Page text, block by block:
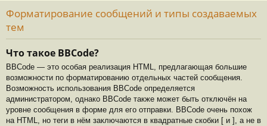
Форматирование сообщений и типы создаваемых
тем
Что такое BBCode?
BBCode — это особая реализация HTML, предлагающая большие
возможности по форматированию отдельных частей сообщения.
Возможность использования BBCode определяется
администратором, однако BBCode также может быть отключён на
уровне сообщения в форме для его отправки. BBCode очень похож
на HTML, но теги в нём заключаются в квадратные скобки [ и ], а не в